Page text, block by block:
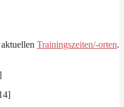
Trainingszeiten/-orten.